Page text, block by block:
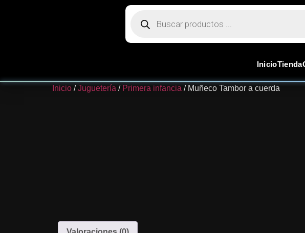
InicioTienda
Inicio /Juguetería / Primera infancia / Muñeco Tambor a cuerda